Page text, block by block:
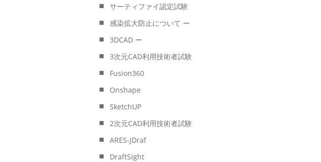
サーティファイ認定試験
感染拡大防止について ー
3DCAD ー
3次元CAD利用技術者試験
Fusion360
Onshape
SketchUP
2次元CAD利用技術者試験
ARES-JDraf
DraftSight